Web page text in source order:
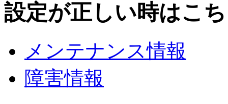
設定が正しい時はこ
メンテナンス情報
障害情報